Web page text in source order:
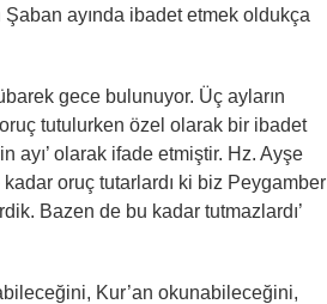
ayında ibadet etmek oldukça
gece bulunuyor. Üç ayların
tutulurken özel olarak bir ibadet
ayı’ olarak ifade etmiştir. Hz. Ayşe
oruç tutarlardı ki biz Peygamber
Bazen de bu kadar tutmazlardı’
Kur’an okunabileceğini,